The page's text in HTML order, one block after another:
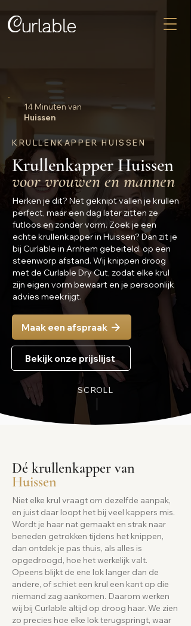
14 Minuten van
Huissen
KRULLENKAPPER HUISSEN
Krullenkapper Huissen
voor vrouwen en mannen
Herken je dit? Net geknipt vallen je krullen
perfect, maar een dag later zitten ze
futloos en zonder vorm. Zoek je een
echte krullenkapper in Huissen? Dan zit je
bij Curlable in Arnhem gebeiteld, op een
steenworp afstand. Wij knippen droog
met de Curlable Dry Cut, zodat elke krul
zijn eigen vorm bewaart en je persoonlijk
advies meekrijgt.
Maak een afspraak
Bekijk onze prijslijst
SCROLL
Dé krullenkapper van
Huissen
Niet elke krul vraagt om dezelfde aanpak,
en juist daar loopt het bij veel kappers mis.
Wordt je haar nat gemaakt en strak naar
beneden getrokken tijdens het knippen,
dan ontdek je pas thuis, als alles is
opgedroogd, hoe het werkelijk valt.
Opeens blijkt de ene lok langer dan de
andere, of schiet een krul een kant op die
niemand zag aankomen. Daarom werken
wij bij Curlable altijd op droog haar. We zien
zo precies hoe elke lok terugspringt, waar